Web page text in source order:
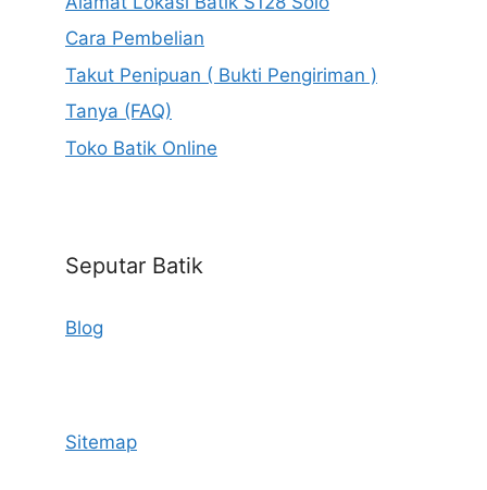
Cara Pembelian
Takut Penipuan ( Bukti Pengiriman )
Tanya (FAQ)
Toko Batik Online
Seputar Batik
Blog
Sitemap